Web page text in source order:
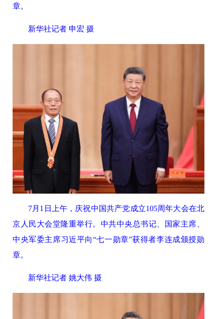
章。
新华社记者 申宏 摄
7月1日上午，庆祝中国共产党成立105周年大会在北
京人民大会堂隆重举行。中共中央总书记、国家主席、
中央军委主席习近平向“七一勋章”获得者李连成颁授勋
章。
新华社记者 姚大伟 摄